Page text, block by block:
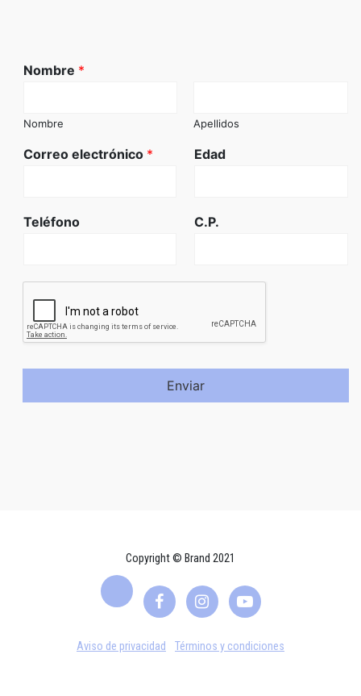
Nombre *
Nombre Apellidos
Correo electrónico * Edad
Teléfono C.P.
Enviar
Copyright © Brand 2021
Aviso de privacidad Términos y condiciones